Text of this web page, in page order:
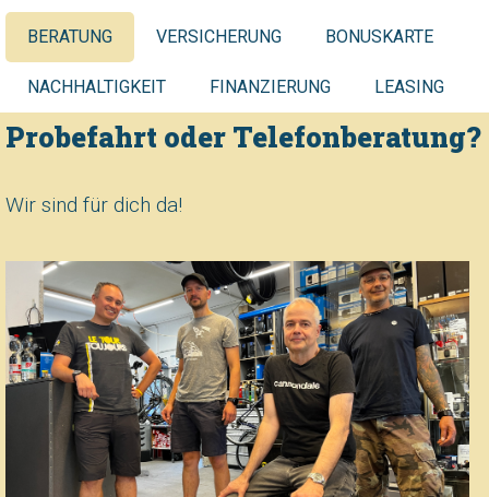
BERATUNG VERSICHERUNG BONUSKARTE
NACHHALTIGKEIT FINANZIERUNG LEASING
Probefahrt oder Telefonberatung?
Wir sind für dich da!